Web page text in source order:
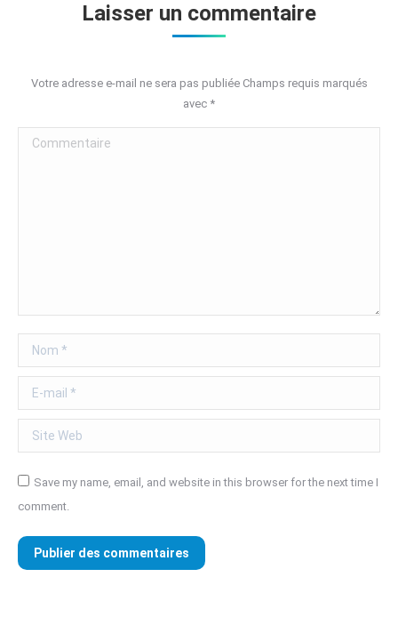
Laisser un commentaire
Votre adresse e-mail ne sera pas publiée Champs requis marqués
avec *
Commentaire
Nom *
E-mail *
Site Web
Save my name, email, and website in this browser for the next time I
comment.
Publier des commentaires